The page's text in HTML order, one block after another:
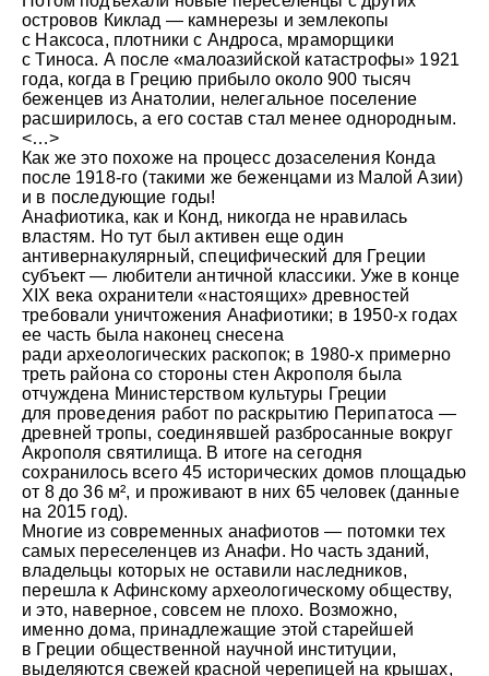
© Андрей Иванов
островов Киклад — камнерезы и землекопы
с Наксоса, плотники с Андроса, мраморщики
с Тиноса. А после «малоазийской катастрофы» 1921
года, когда в Грецию прибыло около 900 тысяч
беженцев из Анатолии, нелегальное поселение
расширилось, а его состав стал менее однородным.
<…>
Как же это похоже на процесс дозаселения Конда
после 1918-го (такими же беженцами из Малой Азии)
и в последующие годы!
Анафиотика, как и Конд, никогда не нравилась
властям. Но тут был активен еще один
антивернакулярный, специфический для Греции
субъект — любители античной классики. Уже в конце
XIX века охранители «настоящих» древностей
требовали уничтожения Анафиотики; в 1950-х годах
ее часть была наконец снесена
ради археологических раскопок; в 1980-х примерно
треть района со стороны стен Акрополя была
отчуждена Министерством культуры Греции
для проведения работ по раскрытию Перипатоса —
древней тропы, соединявшей разбросанные вокруг
Акрополя святилища. В итоге на сегодня
сохранилось всего 45 исторических домов площадью
от 8 до 36 м², и проживают в них 65 человек (данные
на 2015 год).
Многие из современных анафиотов — потомки тех
самых переселенцев из Анафи. Но часть зданий,
владельцы которых не оставили наследников,
перешла к Афинскому археологическому обществу,
и это, наверное, совсем не плохо. Возможно,
именно дома, принадлежащие этой старейшей
в Греции общественной научной институции,
выделяются свежей красной черепицей на крышах,